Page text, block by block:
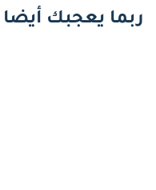
ربما يعجبك أيضا